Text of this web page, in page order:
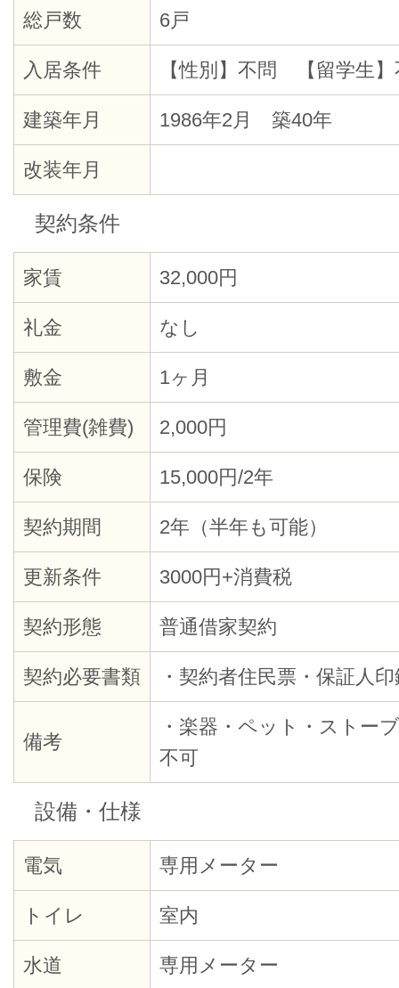
総戸数 6戸
入居条件 【性別】不問 【留学生】
建築年月 1986年2月 築40年
改装年月
契約条件
家賃 32,000円
礼金 なし
敷金 1ヶ月
管理費(雑費) 2,000円
保険 15,000円/2年
契約期間 2年（半年も可能）
更新条件 3000円+消費税
契約形態 普通借家契約
契約必要書類 ・契約者住民票・保証人
備考
・楽器・ペット・ストー
不可
設備・仕様
電気 専用メーター
トイレ 室内
水道 専用メーター